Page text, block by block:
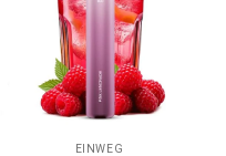
EINWEG